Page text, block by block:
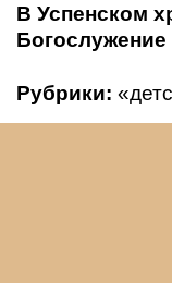
В Успенском
Рубрики: